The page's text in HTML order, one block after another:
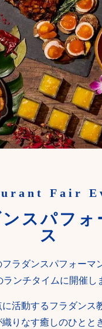
Fair
スパフォ
ス
ラダンスパフォーマ
ランチタイムに開催し
活動するフラダンス
りなす癒しのひとと